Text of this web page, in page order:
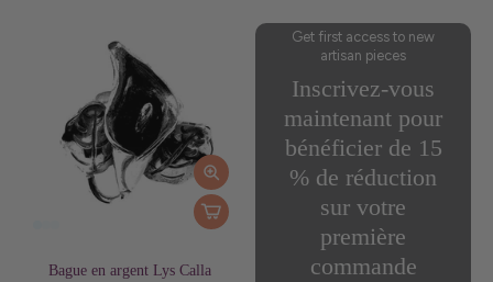
Bague en argent Lys Calla
Get first access to new
artisan pieces
Inscrivez-vous
maintenant pour
bénéficier de 15
% de réduction
sur votre
première
commande